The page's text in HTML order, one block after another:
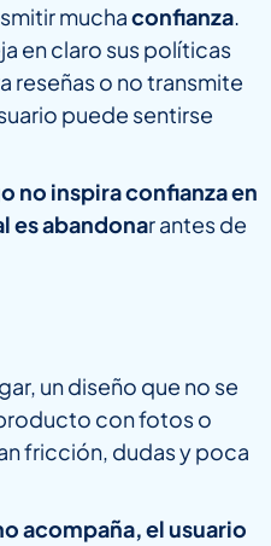
muchaconfianza.
en claro sus políticas
reseñas o no transmite
puede sentirse
no inspira confianza en
es abandonar antes de
un diseño que no se
con fotos o
fricción, dudas y poca
acompaña, el usuario